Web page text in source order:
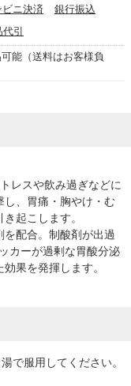
ビニ決済
銀行振込
引
能（送料はお客様負
レスや飲み過ぎなどに
、胃痛・胸やけ・む
起こします。
配合。制酸剤が出過
カーが過剰な胃酸分泌
果を発揮します。
で服用してください。